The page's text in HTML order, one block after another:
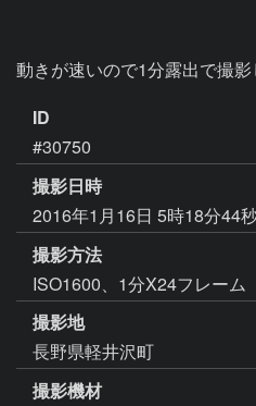
動きが速いので1分露出で撮影
ID
#30750
撮影日時
2016年1月16日 5時18分44
撮影方法
ISO1600、1分X24フレーム
撮影地
長野県軽井沢町
撮影機材